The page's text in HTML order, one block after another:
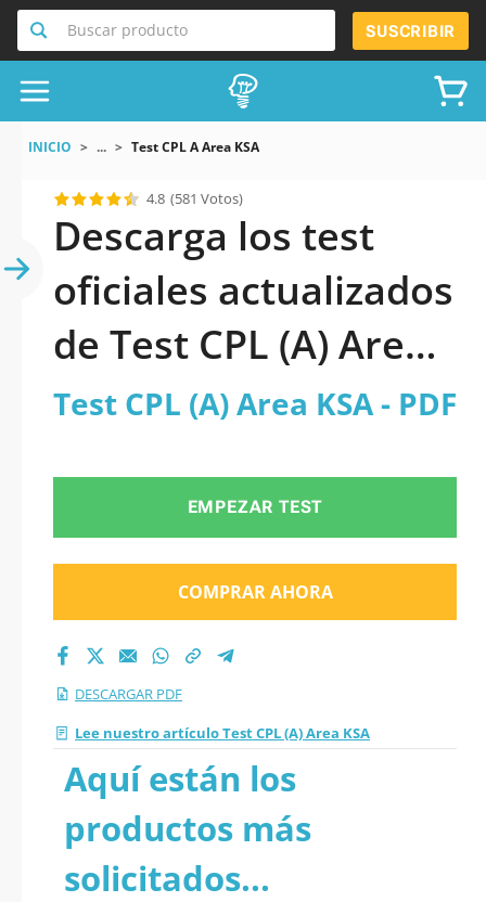
Buscar producto SUSCRIBIR
INICIO ... Test CPL A Area KSA
4.8 (581 Votos)
Descarga los test
oficiales actualizados
de Test CPL (A) Area
KSA 2026 en PDF
Test CPL (A) Area KSA - PDF
EMPEZAR TEST
COMPRAR AHORA
DESCARGAR PDF
Lee nuestro artículo Test CPL (A) Area KSA
Aquí están los
productos más
solicitados...